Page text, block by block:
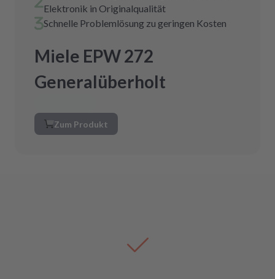
Elektronik in Originalqualität
Schnelle Problemlösung zu geringen Kosten
Miele EPW 272
Generalüberholt
Zum Produkt